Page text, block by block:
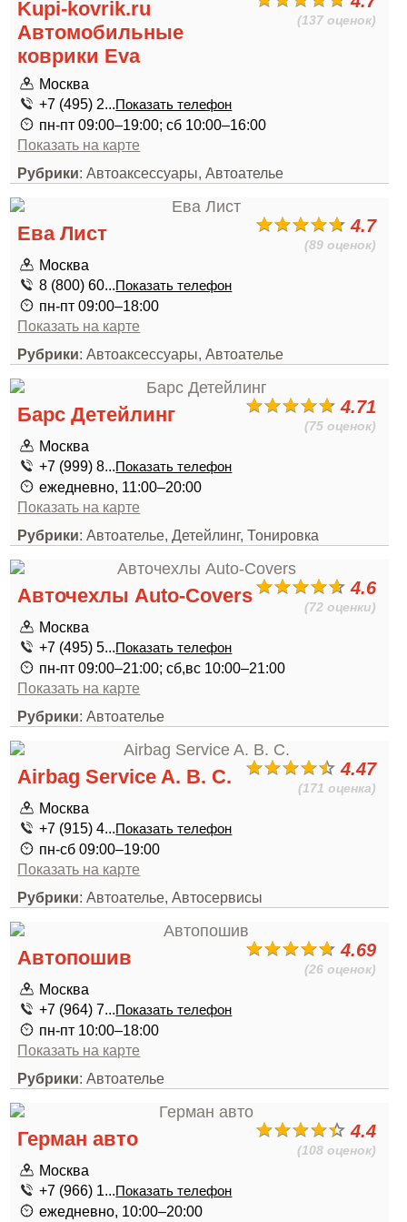
(137 оценок)
Kupi-kovrik.ru
Автомобильные
коврики Eva
Москва
+7 (495) 2...Показать телефон
пн-пт 09:00–19:00; сб 10:00–16:00
Показать на карте
Рубрики: Автоаксессуары, Автоателье
4.7
(89 оценок)
Ева Лист
Москва
8 (800) 60...Показать телефон
пн-пт 09:00–18:00
Показать на карте
Рубрики: Автоаксессуары, Автоателье
4.71
(75 оценок)
Барс Детейлинг
Москва
+7 (999) 8...Показать телефон
ежедневно, 11:00–20:00
Показать на карте
Рубрики: Автоателье, Детейлинг, Тонировка
4.6
(72 оценки)
Авточехлы Auto-Covers
Москва
+7 (495) 5...Показать телефон
пн-пт 09:00–21:00; сб,вс 10:00–21:00
Показать на карте
Рубрики: Автоателье
4.47
(171 оценка)
Airbag Service A. B. C.
Москва
+7 (915) 4...Показать телефон
пн-сб 09:00–19:00
Показать на карте
Рубрики: Автоателье, Автосервисы
4.69
(26 оценок)
Автопошив
Москва
+7 (964) 7...Показать телефон
пн-пт 10:00–18:00
Показать на карте
Рубрики: Автоателье
4.4
(108 оценок)
Герман авто
Москва
+7 (966) 1...Показать телефон
ежедневно, 10:00–20:00